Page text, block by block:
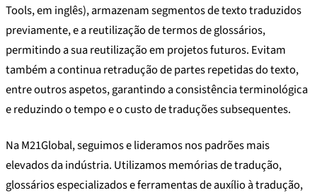
Tools, em inglês), armazenam segmentos de texto traduzidos
previamente, e a reutilização de termos de glossários,
permitindo a sua reutilização em projetos futuros. Evitam
também a continua retradução de partes repetidas do texto,
entre outros aspetos, garantindo a consistência terminológica
e reduzindo o tempo e o custo de traduções subsequentes.
Na M21Global, seguimos e lideramos nos padrões mais
elevados da indústria. Utilizamos memórias de tradução,
glossários especializados e ferramentas de auxílio à tradução,